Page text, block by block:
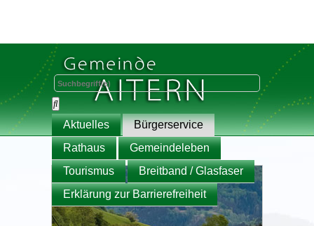
Aktuelles
Bürgerservice
Rathaus
Gemeindeleben
Tourismus
Breitband / Glasfaser
Erklärung zur Barrierefreiheit